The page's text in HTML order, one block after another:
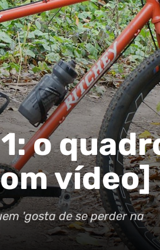
o
vídeo]
'gosta de se perder na